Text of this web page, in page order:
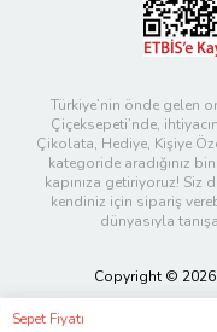
Sepet Fiyatı
Türkiye’nin önde gelen
Çiçeksepeti’nde,
Çikolata, Hediye, Kişiye
kategoride aradığınız
kapınıza getiriyoruz! Siz
kendiniz için sipariş
dünyasıyla
Copyright © 2026